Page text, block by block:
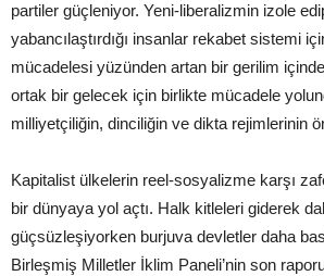
partiler güçleniyor. Yeni-liberalizmin izole
yabancılaştırdığı insanlar rekabet sistemi
mücadelesi yüzünden artan bir gerilim
ortak bir gelecek için birlikte mücadele
milliyetçiliğin, dinciliğin ve dikta rejimlerinin
Kapitalist ülkelerin reel-sosyalizme karşı
bir dünyaya yol açtı. Halk kitleleri giderek
güçsüzleşiyorken burjuva devletler daha
Birleşmiş Milletler İklim Paneli’nin son